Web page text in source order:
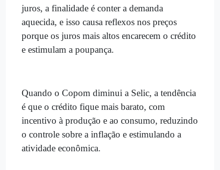
juros, a finalidade é conter a demanda
aquecida, e isso causa reflexos nos preços
porque os juros mais altos encarecem o crédito
e estimulam a poupança.
Quando o Copom diminui a Selic, a tendência
é que o crédito fique mais barato, com
incentivo à produção e ao consumo, reduzindo
o controle sobre a inflação e estimulando a
atividade econômica.